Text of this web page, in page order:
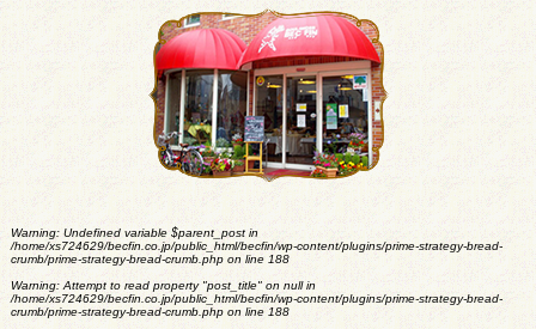
Warning: Undefined variable $parent_post in
/home/xs724629/becfin.co.jp/public_html/becfin/wp-content/plugins/prime-strategy-bread-
crumb/prime-strategy-bread-crumb.phpon line 188
Warning: Attempt to read property "post_title" on null in
/home/xs724629/becfin.co.jp/public_html/becfin/wp-content/plugins/prime-strategy-bread-
crumb/prime-strategy-bread-crumb.phpon line 188